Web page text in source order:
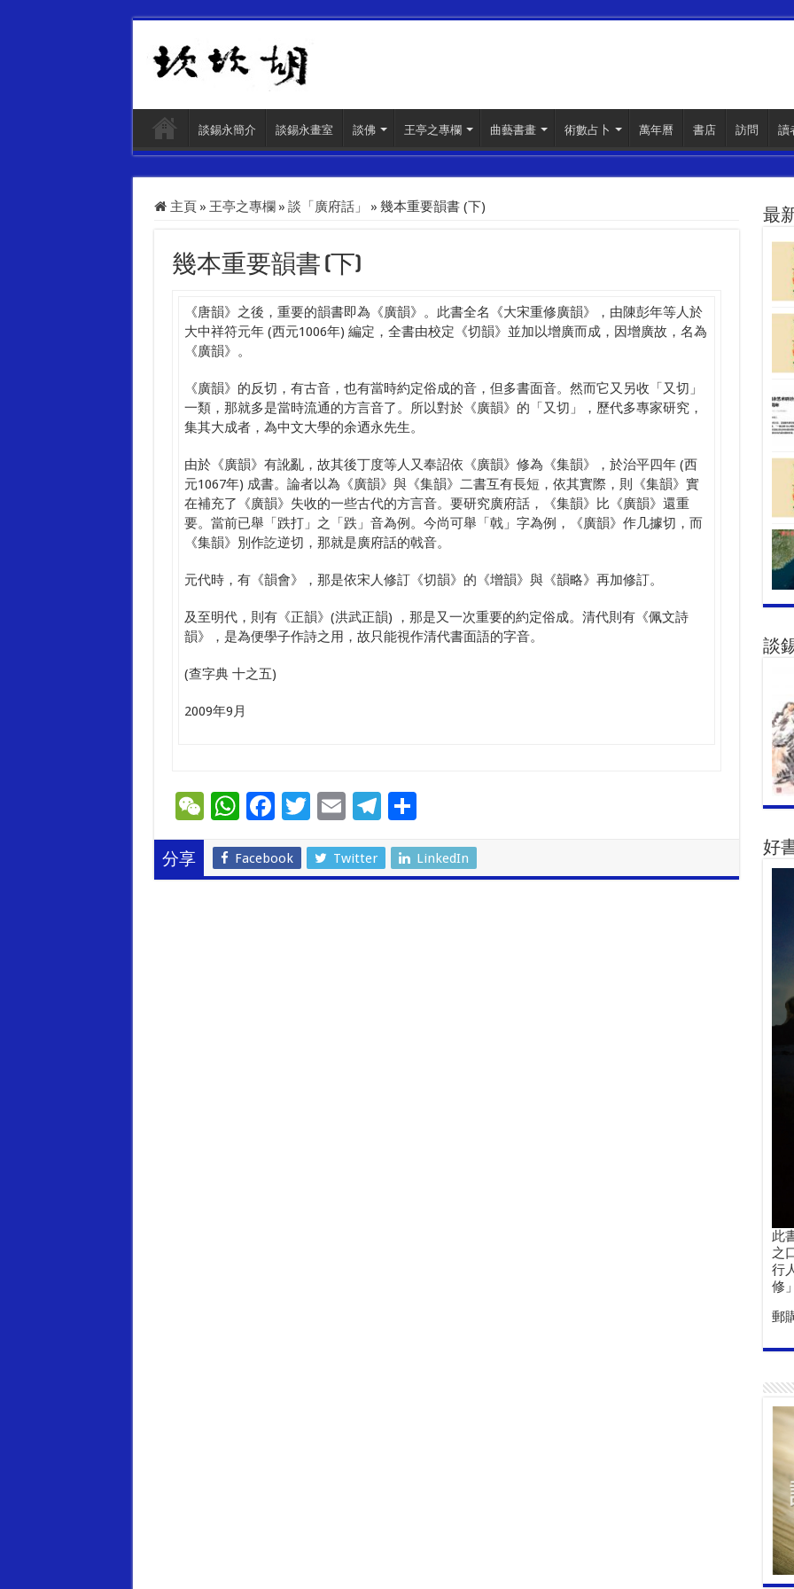
談錫永簡介 談錫永畫室 談佛 王亭之專欄 曲藝書畫 術數占卜 萬年曆 書店 訪問 讀
主頁 » 王亭之專欄 » 談「廣府話」 » 幾本重要韻書 (下)
幾本重要韻書 (下)
《唐韻》之後，重要的韻書即為《廣韻》。此書全名《大宋重修廣韻》，由陳彭年等人於
大中祥符元年 (西元1006年) 編定，全書由校定《切韻》並加以增廣而成，因增廣故，名為
《廣韻》。
《廣韻》的反切，有古音，也有當時約定俗成的音，但多書面音。然而它又另收「又切」
一類，那就多是當時流通的方言音了。所以對於《廣韻》的「又切」，歷代多專家研究，
集其大成者，為中文大學的余迺永先生。
由於《廣韻》有訛亂，故其後丁度等人又奉詔依《廣韻》修為《集韻》，於治平四年 (西
元1067年) 成書。論者以為《廣韻》與《集韻》二書互有長短，依其實際，則《集韻》實
在補充了《廣韻》失收的一些古代的方言音。要研究廣府話，《集韻》比《廣韻》還重
要。當前已舉「跌打」之「跌」音為例。今尚可舉「戟」字為例，《廣韻》作几據切，而
《集韻》別作訖逆切，那就是廣府話的戟音。
元代時，有《韻會》，那是依宋人修訂《切韻》的《增韻》與《韻略》再加修訂。
及至明代，則有《正韻》(洪武正韻) ，那是又一次重要的約定俗成。清代則有《佩文詩
韻》，是為便學子作詩之用，故只能視作清代書面語的字音。
(查字典 十之五)
2009年9月
W
e
C
h
W
at
sA
F
e
b
T
tt
er
E
ai
l
T
e
gr
S
ar
e
分享 Facebook Twitter LinkedIn
最
談
好
此
之
行
修
郵